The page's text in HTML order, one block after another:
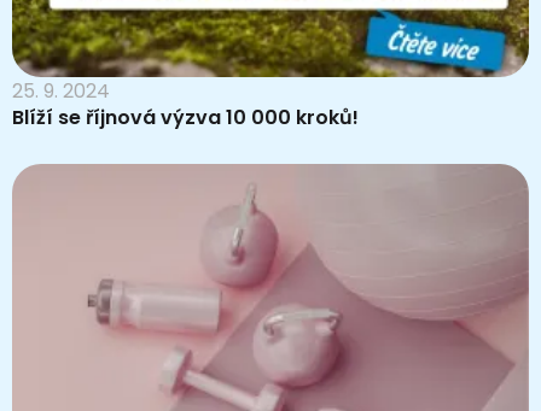
25. 9. 2024
Blíží se říjnová výzva 10 000 kroků!